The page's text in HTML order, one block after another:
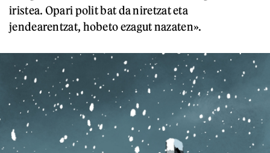
iristea. Opari polit bat da niretzat eta
jendearentzat, hobeto ezagut nazaten».